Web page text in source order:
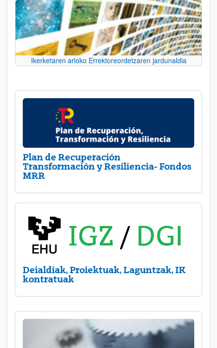
Ikerketaren arloko Errektoreordetzaren jardunaldia
Plan de Recuperación
Transformación y Resiliencia- Fondos
MRR
Deialdiak, Proiektuak, Laguntzak, IK
kontratuak